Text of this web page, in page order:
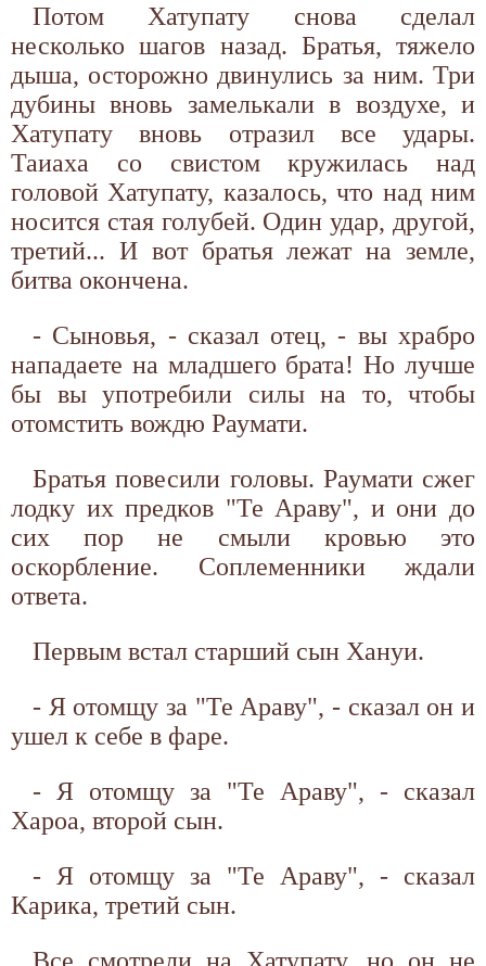
Потом Хатупату снова сделал
несколько шагов назад. Братья, тяжело
дыша, осторожно двинулись за ним. Три
дубины вновь замелькали в воздухе, и
Хатупату вновь отразил все удары.
Таиаха со свистом кружилась над
головой Хатупату, казалось, что над ним
носится стая голубей. Один удар, другой,
третий... И вот братья лежат на земле,
битва окончена.
- Сыновья, - сказал отец, - вы храбро
нападаете на младшего брата! Но лучше
бы вы употребили силы на то, чтобы
отомстить вождю Раумати.
Братья повесили головы. Раумати сжег
лодку их предков "Те Араву", и они до
сих пор не смыли кровью это
оскорбление. Соплеменники ждали
ответа.
Первым встал старший сын Хануи.
- Я отомщу за "Те Араву", - сказал он и
ушел к себе в фаре.
- Я отомщу за "Те Араву", - сказал
Хароа, второй сын.
- Я отомщу за "Те Араву", - сказал
Карика, третий сын.
Все смотрели на Хатупату, но он не